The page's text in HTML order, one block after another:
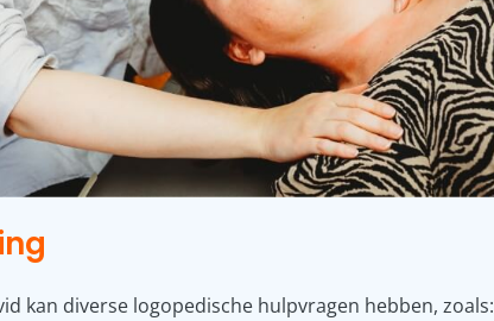
kan diverse logopedische hulpvragen hebben, zoals: